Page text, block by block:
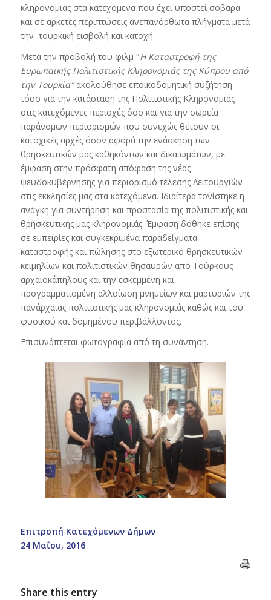
κληρονομιάς στα κατεχόμενα που έχει υποστεί σοβαρά
και σε αρκετές περιπτώσεις ανεπανόρθωτα πλήγματα μετά
την τουρκική εισβολή και κατοχή.
Μετά την προβολή του φιλμ ″Η Καταστροφή της
Ευρωπαϊκής Πολιτιστικής Κληρονομιάς της Κύπρου από
την Τουρκία″ακολούθησε εποικοδομητική συζήτηση
τόσο για την κατάσταση της Πολιτιστικής Κληρονομιάς
στις κατεχόμενες περιοχές όσο και για την σωρεία
παράνομων περιορισμών που συνεχώς θέτουν οι
κατοχικές αρχές όσον αφορά την ενάσκηση των
θρησκευτικών μας καθηκόντων και δικαιωμάτων, με
έμφαση στην πρόσφατη απόφαση της νέας
ψευδοκυβέρνησης για περιορισμό τέλεσης Λειτουργιών
στις εκκλησίες μας στα κατεχόμενα. Ιδιαίτερα τονίστηκε η
ανάγκη για συντήρηση και προστασία της πολιτιστικής και
θρησκευτικής μας κληρονομιάς. Έμφαση δόθηκε επίσης
σε εμπειρίες και συγκεκριμένα παραδείγματα
καταστροφής και πώλησης στο εξωτερικό θρησκευτικών
κειμηλίων και πολιτιστικών θησαυρών από Τούρκους
αρχαιοκάπηλους και την εσκεμμένη και
προγραμματισμένη αλλοίωση μνημείων και μαρτυριών της
πανάρχαιας πολιτιστικής μας κληρονομιάς καθώς και του
φυσικού και δομημένου περιβάλλοντος.
Επισυνάπτεται φωτογραφία από τη συνάντηση.
Επιτροπή Κατεχόμενων Δήμων
24 Μαΐου, 2016
Share this entry